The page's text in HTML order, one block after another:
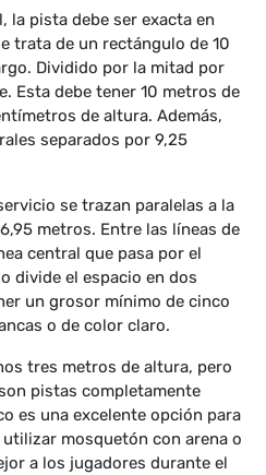
la pista debe ser exacta en
trata de un rectángulo de 10
Dividido por la mitad por
Esta debe tener 10 metros de
de altura. Además,
separados por 9,25
se trazan paralelas a la
metros. Entre las líneas de
central que pasa por el
divide el espacio en dos
un grosor mínimo de cinco
o de color claro.
tres metros de altura, pero
pistas completamente
es una excelente opción para
mosquetón con arena o
a los jugadores durante el